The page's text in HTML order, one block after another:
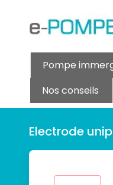
Pompe
Nos conseils
Electrode